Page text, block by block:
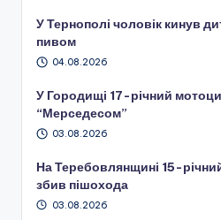
У Тернополі чоловік кинув
пивом
04.08.2026
У Городищі 17-річний
“Мерседесом”
03.08.2026
На Теребовлянщині 15-
збив пішохода
03.08.2026